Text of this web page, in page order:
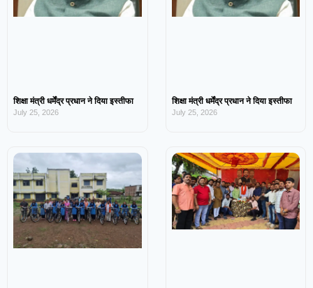
शिक्षा मंत्री धर्मेंद्र प्रधान ने दिया इस्तीफा
July 25, 2026
शिक्षा मंत्री धर्मेंद्र प्रधान ने दिया इस्तीफा
July 25, 2026